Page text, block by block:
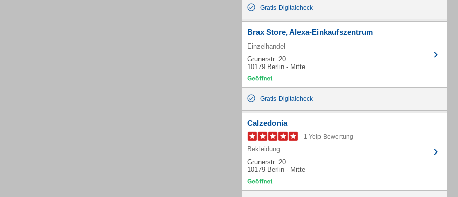
Gratis-Digitalcheck
Brax Store, Alexa-Einkaufszentrum
Einzelhandel
Grunerstr. 20
10179 Berlin - Mitte
Gratis-Digitalcheck
Calzedonia
1 Yelp-Bewertung
Bekleidung
Grunerstr. 20
10179 Berlin - Mitte